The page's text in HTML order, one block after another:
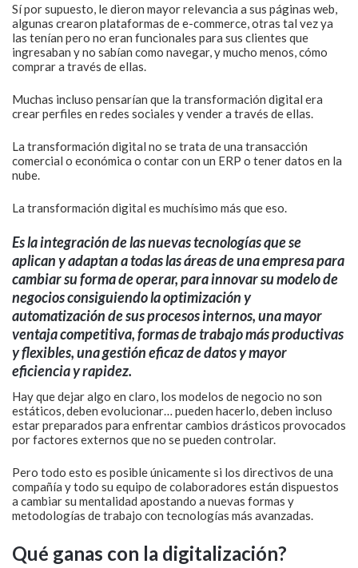
Sí por supuesto, le dieron mayor relevancia a sus páginas web,
algunas crearon plataformas de e-commerce, otras tal vez ya
las tenían pero no eran funcionales para sus clientes que
ingresaban y no sabían como navegar, y mucho menos, cómo
comprar a través de ellas.
Muchas incluso pensarían que la transformación digital era
crear perfiles en redes sociales y vender a través de ellas.
La transformación digital no se trata de una transacción
comercial o económica o contar con un ERP o tener datos en la
nube.
La transformación digital es muchísimo más que eso.
Es la integración de las nuevas tecnologías que se
aplican y adaptan a todas las áreas de una empresa para
cambiar su forma de operar, para innovar su modelo de
negocios consiguiendo la optimización y
automatización de sus procesos internos, una mayor
ventaja competitiva, formas de trabajo más productivas
y flexibles, una gestión eficaz de datos y mayor
eficiencia y rapidez.
Hay que dejar algo en claro, los modelos de negocio no son
estáticos, deben evolucionar… pueden hacerlo, deben incluso
estar preparados para enfrentar cambios drásticos provocados
por factores externos que no se pueden controlar.
Pero todo esto es posible únicamente si los directivos de una
compañía y todo su equipo de colaboradores están dispuestos
a cambiar su mentalidad apostando a nuevas formas y
metodologías de trabajo con tecnologías más avanzadas.
Qué ganas con la digitalización?